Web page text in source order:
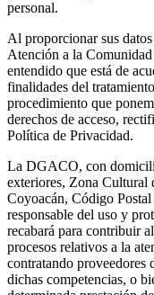
personal.
Al proporcionar sus
Atención a la
entendido que está de
finalidades del
procedimiento que
derechos de acceso,
Política de Privacidad.
La DGACO, con
exteriores, Zona
Coyoacán, Código
responsable del uso y
recabará para contribuir
procesos relativos a la
contratando proveedores
dichas competencias, o